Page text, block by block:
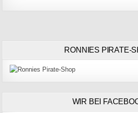
RONNIES PIRATE-
WIR BEI